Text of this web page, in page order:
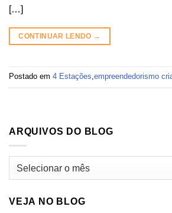
[…]
CONTINUAR LENDO →
Postado em 4 Estações empreendedorismo
ARQUIVOS DO BLOG
VEJA NO BLOG